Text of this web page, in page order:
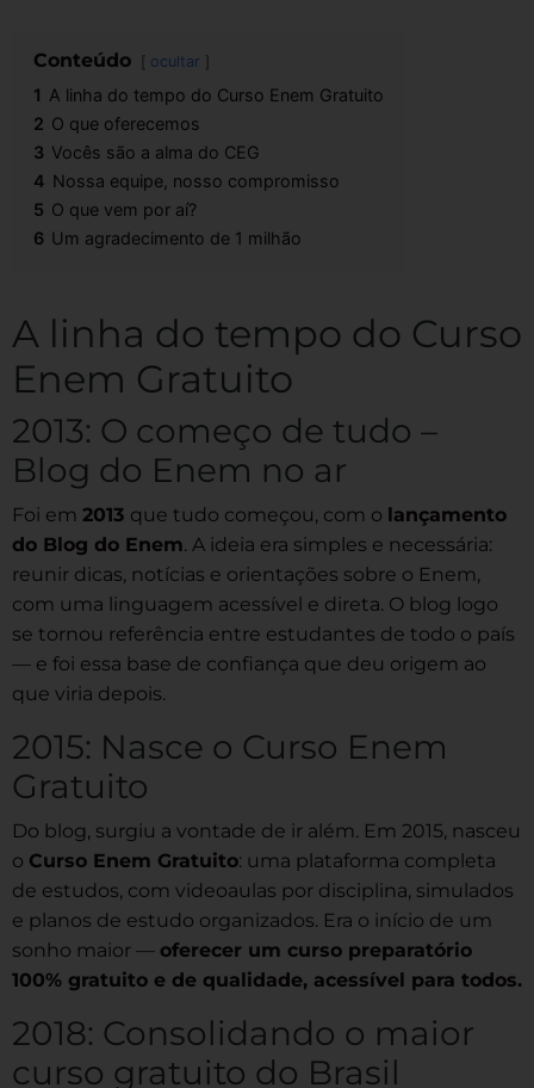
Conteúdo ocultar
1 A linha do tempo do Curso Enem Gratuito
2 O que oferecemos
3 Vocês são a alma do CEG
4 Nossa equipe, nosso compromisso
5 O que vem por aí?
6 Um agradecimento de 1 milhão
A linha do tempo do Curso
Enem Gratuito
2013: O começo de tudo –
Blog do Enem no ar
Foi em 2013 que tudo começou, com o lançamento
do Blog do Enem. A ideia era simples e necessária:
reunir dicas, notícias e orientações sobre o Enem,
com uma linguagem acessível e direta. O blog logo
se tornou referência entre estudantes de todo o país
— e foi essa base de confiança que deu origem ao
que viria depois.
2015: Nasce o Curso Enem
Gratuito
Do blog, surgiu a vontade de ir além. Em 2015, nasceu
o Curso Enem Gratuito: uma plataforma completa
de estudos, com videoaulas por disciplina, simulados
e planos de estudo organizados. Era o início de um
sonho maior — oferecer um curso preparatório
100% gratuito e de qualidade, acessível para todos.
2018: Consolidando o maior
curso gratuito do Brasil